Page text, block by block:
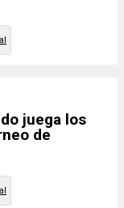
juega los
de